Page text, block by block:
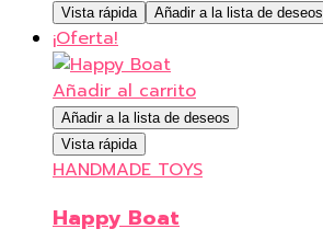
Vista rápida Añadir a la lista de deseos
¡Oferta!
Añadir al carrito
Añadir a la lista de deseos
Vista rápida
HANDMADE TOYS
Happy Boat